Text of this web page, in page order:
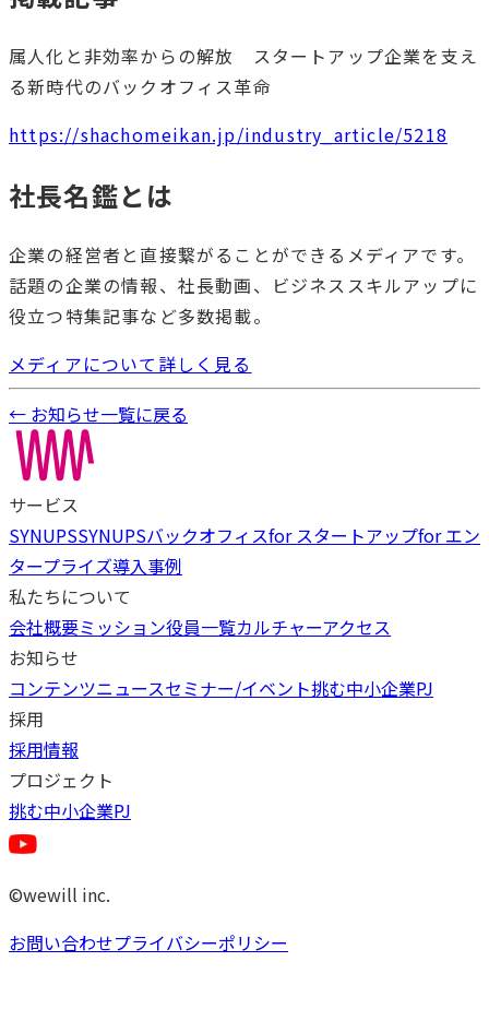
属人化と非効率からの解放 スタートアップ企業を支え
る新時代のバックオフィス革命
https://shachomeikan.jp/industry_article/5218
社長名鑑とは
企業の経営者と直接繋がることができるメディアです。
話題の企業の情報、社長動画、ビジネススキルアップに
役立つ特集記事など多数掲載。
メディアについて詳しく見る
← お知らせ一覧に戻る
サービス
SYNUPSSYNUPSバックオフィスfor スタートアップfor エン
タープライズ導入事例
私たちについて
会社概要ミッション役員一覧カルチャーアクセス
お知らせ
コンテンツニュースセミナー/イベント挑む中小企業PJ
採用
採用情報
プロジェクト
挑む中小企業PJ
©wewill inc.
お問い合わせプライバシーポリシー